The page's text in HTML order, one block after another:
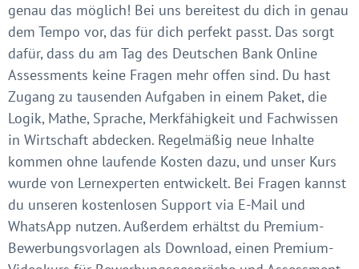
genau das möglich! Bei uns bereitest du dich in genau
dem Tempo vor, das für dich perfekt passt. Das sorgt
dafür, dass du am Tag des Deutschen Bank Online
Assessments keine Fragen mehr offen sind. Du hast
Zugang zu tausenden Aufgaben in einem Paket, die
Logik, Mathe, Sprache, Merkfähigkeit und Fachwissen
in Wirtschaft abdecken. Regelmäßig neue Inhalte
kommen ohne laufende Kosten dazu, und unser Kurs
wurde von Lernexperten entwickelt. Bei Fragen kannst
du unseren kostenlosen Support via E-Mail und
WhatsApp nutzen. Außerdem erhältst du Premium-
Bewerbungsvorlagen als Download, einen Premium-